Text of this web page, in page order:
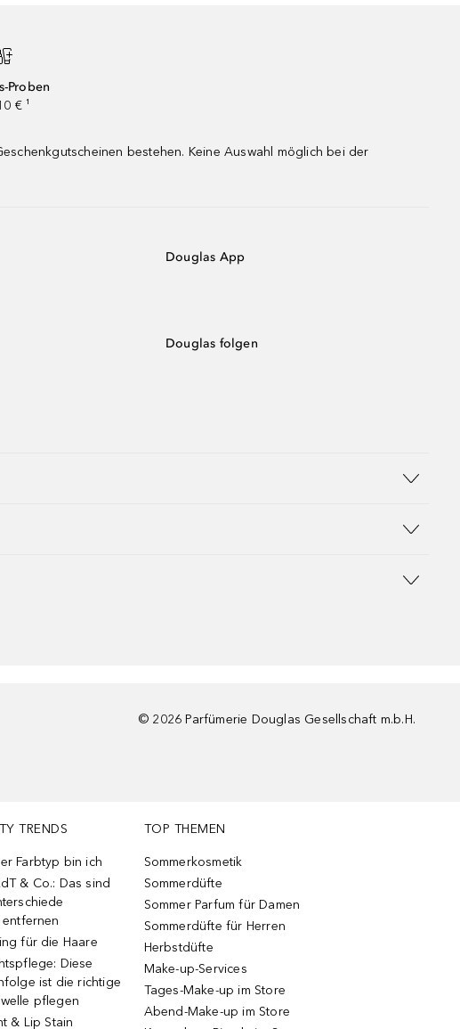
Proben
€ ¹
bestehen. Keine Auswahl möglich bei der
Douglas App
Douglas folgen
© 2026 Parfümerie Douglas Gesellschaft m.b.H.
TRENDS
Farbtyp bin ich
& Co.: Das sind
für die Haare
Diese
ist die richtige
pflegen
& Lip Stain
TOP THEMEN
Sommerkosmetik
Sommerdüfte
Sommer Parfum für Damen
Sommerdüfte für Herren
Herbstdüfte
Make-up-Services
Tages-Make-up im Store
Abend-Make-up im Store